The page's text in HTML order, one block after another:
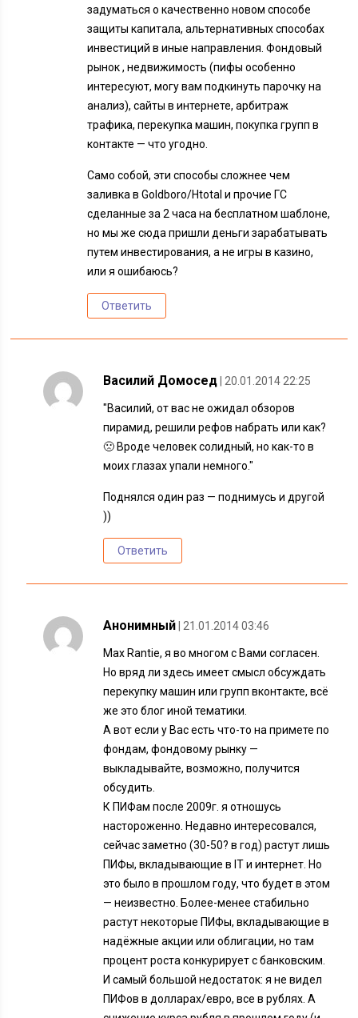
задуматься о качественно новом способе
защиты капитала, альтернативных способах
инвестиций в иные направления. Фондовый
рынок , недвижимость (пифы особенно
интересуют, могу вам подкинуть парочку на
анализ), сайты в интернете, арбитраж
трафика, перекупка машин, покупка групп в
контакте — что угодно.
Само собой, эти способы сложнее чем
заливка в Goldboro/Htotal и прочие ГС
сделанные за 2 часа на бесплатном шаблоне,
но мы же сюда пришли деньги зарабатывать
путем инвестирования, а не игры в казино,
или я ошибаюсь?
Ответить
Василий Домосед | 20.01.2014 22:25
"Василий, от вас не ожидал обзоров
пирамид, решили рефов набрать или как?
🙁 Вроде человек солидный, но как-то в
моих глазах упали немного."
Поднялся один раз — поднимусь и другой
))
Ответить
Анонимный | 21.01.2014 03:46
Max Rantie, я во многом с Вами согласен.
Но вряд ли здесь имеет смысл обсуждать
перекупку машин или групп вконтакте, всё
же это блог иной тематики.
А вот если у Вас есть что-то на примете по
фондам, фондовому рынку —
выкладывайте, возможно, получится
обсудить.
К ПИФам после 2009г. я отношусь
настороженно. Недавно интересовался,
сейчас заметно (30-50? в год) растут лишь
ПИФы, вкладывающие в IT и интернет. Но
это было в прошлом году, что будет в этом
— неизвестно. Более-менее стабильно
растут некоторые ПИФы, вкладывающие в
надёжные акции или облигации, но там
процент роста конкурирует с банковским.
И самый большой недостаток: я не видел
ПИФов в долларах/евро, все в рублях. А